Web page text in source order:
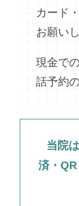
カード
お願い
現金で
話予約
当院
済・